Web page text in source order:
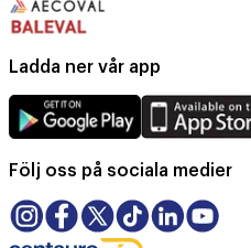
Ladda ner vår app
Följ oss på sociala medier